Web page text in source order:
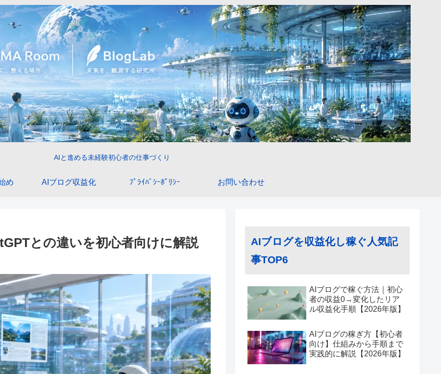
AIと進める未経験初心者の仕事づくり
め AIブログ収益化 ﾌﾟﾗｲﾊﾞｼｰﾎﾟﾘｼｰ お問い合わせ
との違いを初心者向けに解説
AIブログを収益化し稼ぐ人気記
事TOP6
AIブログで稼ぐ方法｜初心
者の収益0→変化したリア
ル収益化手順【2026年版】
AIブログの稼ぎ方【初心者
向け】仕組みから手順まで
実践的に解説【2026年版】